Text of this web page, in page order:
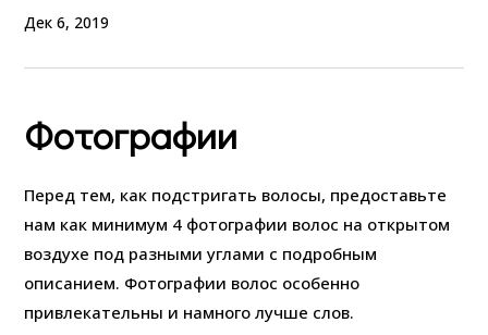
Дек 6, 2019
Фотографии
Перед тем, как подстригать волосы, предоставьте
нам как минимум 4 фотографии волос на открытом
воздухе под разными углами с подробным
описанием. Фотографии волос особенно
привлекательны и намного лучше слов.